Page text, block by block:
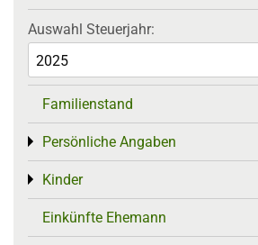
Auswahl Steuerjahr:
Familienstand
Persönliche Angaben
Toggle menu
Kinder
Toggle menu
Einkünfte Ehemann